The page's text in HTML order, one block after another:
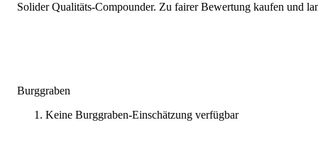
Solider Qualitäts-Compounder. Zu fairer Bewertung kaufen und
Burggraben
Keine Burggraben-Einschätzung verfügbar